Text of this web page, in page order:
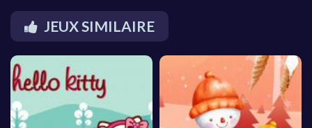
JEUX SIMILAIRE